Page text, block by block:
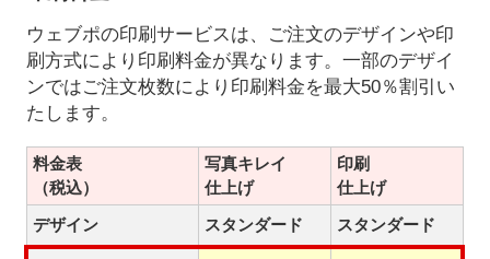
ウェブポの印刷サービスは、ご注文のデザインや印
刷方式により印刷料金が異なります。一部のデザイ
ンではご注文枚数により印刷料金を最大50％割引い
たします。
料金表
（税込）
写真キレイ
仕上げ
印刷
仕上げ
デザイン
スタンダード スタンダード